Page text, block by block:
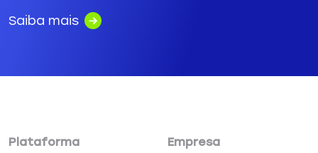
Saiba mais
Plataforma Empresa